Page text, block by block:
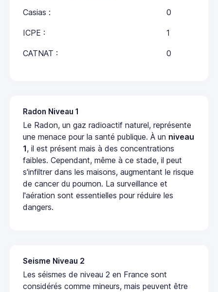
Casias : 0
ICPE : 1
CATNAT : 0
Radon Niveau 1
Le Radon, un gaz radioactif naturel, représente
une menace pour la santé publique. À un niveau
1, il est présent mais à des concentrations
faibles. Cependant, même à ce stade, il peut
s'infiltrer dans les maisons, augmentant le risque
de cancer du poumon. La surveillance et
l'aération sont essentielles pour réduire les
dangers.
Seisme Niveau 2
Les séismes de niveau 2 en France sont
considérés comme mineurs, mais peuvent être